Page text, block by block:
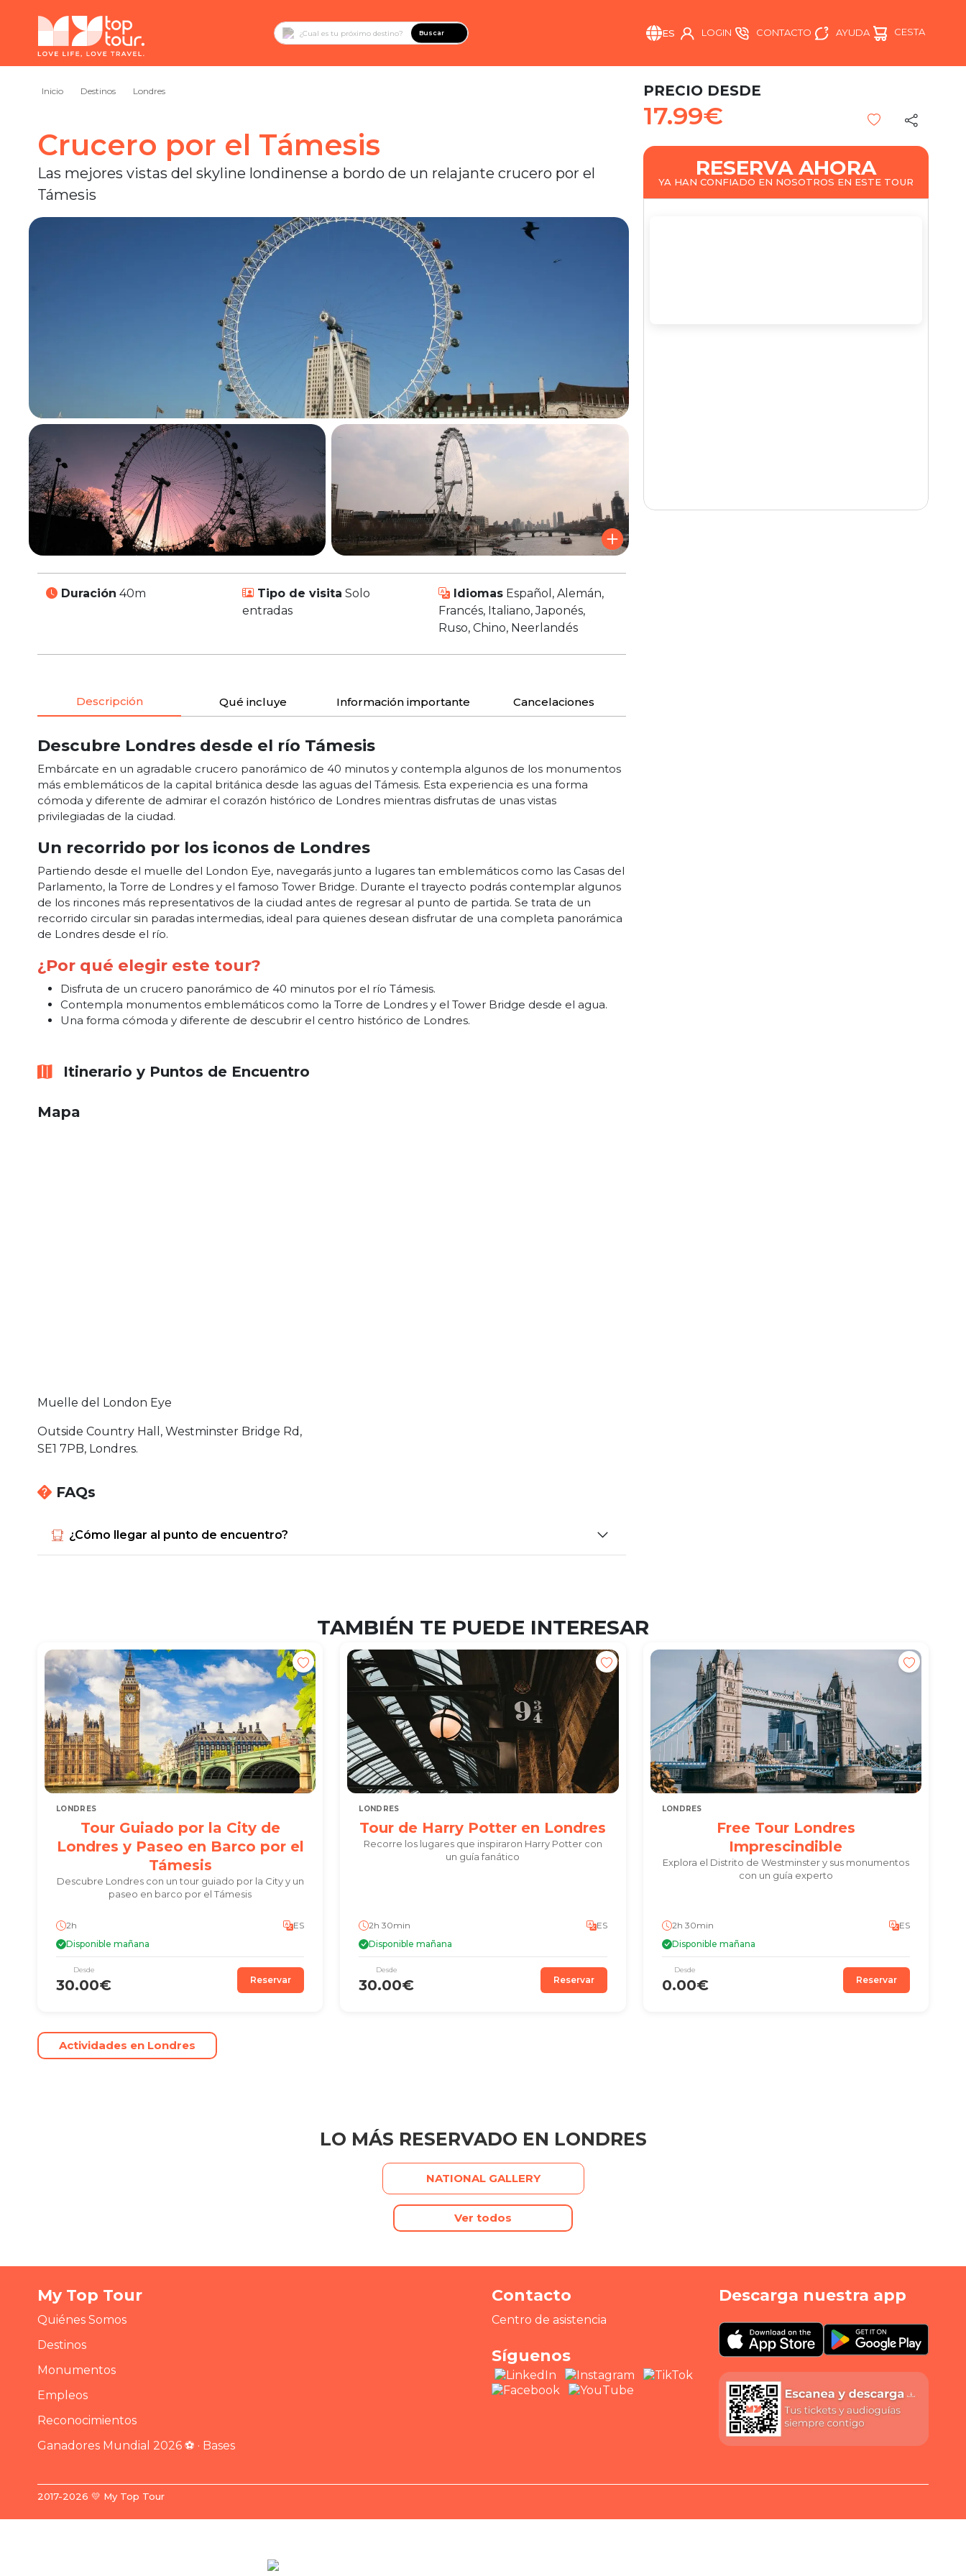
Buscar ES LOGIN CONTACTO AYUDA CESTA
Inicio Destinos Londres
Crucero por el Támesis
Las mejores vistas del skyline londinense a bordo de un relajante crucero por el
Támesis
Duración 40m Tipo de visita Solo
entradas
IdiomasEspañol, Alemán,
Francés, Italiano, Japonés,
Ruso, Chino, Neerlandés
Descripción Qué incluye Información importante Cancelaciones
Descubre Londres desde el río Támesis
Embárcate en un agradable crucero panorámico de 40 minutos y contempla algunos de los monumentos
más emblemáticos de la capital británica desde las aguas del Támesis. Esta experiencia es una forma
cómoda y diferente de admirar el corazón histórico de Londres mientras disfrutas de unas vistas
privilegiadas de la ciudad.
Un recorrido por los iconos de Londres
Partiendo desde el muelle del London Eye, navegarás junto a lugares tan emblemáticos como las Casas del
Parlamento, la Torre de Londres y el famoso Tower Bridge. Durante el trayecto podrás contemplar algunos
de los rincones más representativos de la ciudad antes de regresar al punto de partida. Se trata de un
recorrido circular sin paradas intermedias, ideal para quienes desean disfrutar de una completa panorámica
de Londres desde el río.
¿Por qué elegir este tour?
Disfruta de un crucero panorámico de 40 minutos por el río Támesis.
Contempla monumentos emblemáticos como la Torre de Londres y el Tower Bridge desde el agua.
Una forma cómoda y diferente de descubrir el centro histórico de Londres.
Itinerario y Puntos de Encuentro
Mapa
Muelle del London Eye
Outside Country Hall, Westminster Bridge Rd,
SE1 7PB, Londres.
FAQs
¿Cómo llegar al punto de encuentro?
PRECIO DESDE
17.99€
RESERVA AHORA
YA HAN CONFIADO EN NOSOTROS EN ESTE TOUR
TAMBIÉN TE PUEDE INTERESAR
LONDRES
Tour Guiado por la City de
Londres y Paseo en Barco por el
Támesis
Descubre Londres con un tour guiado por la City y un
paseo en barco por el Támesis
2h
ES
Disponible mañana
Desde
30.00€ Reservar
LONDRES
Tour de Harry Potter en Londres
Recorre los lugares que inspiraron Harry Potter con
un guía fanático
2h 30min
ES
Disponible mañana
Desde
30.00€ Reservar
LONDRES
Free Tour Londres
Imprescindible
Explora el Distrito de Westminster y sus monumentos
con un guía experto
2h 30min
ES
Disponible mañana
Desde
0.00€ Reservar
Actividades en Londres
LO MÁS RESERVADO EN LONDRES
NATIONAL GALLERY
Ver todos
My Top Tour
Quiénes Somos
Destinos
Monumentos
Empleos
Reconocimientos
Ganadores Mundial 2026 ⚽ · Bases
Contacto
Centro de asistencia
Síguenos
Descarga nuestra app
2017-2026 💛 My Top Tour